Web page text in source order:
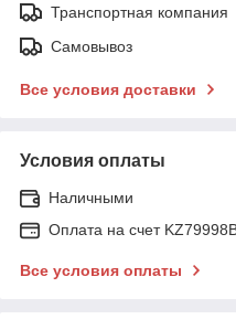
Транспортная компания
Самовывоз
Все условия доставки
Условия оплаты
Наличными
Оплата на счет
Все условия оплаты